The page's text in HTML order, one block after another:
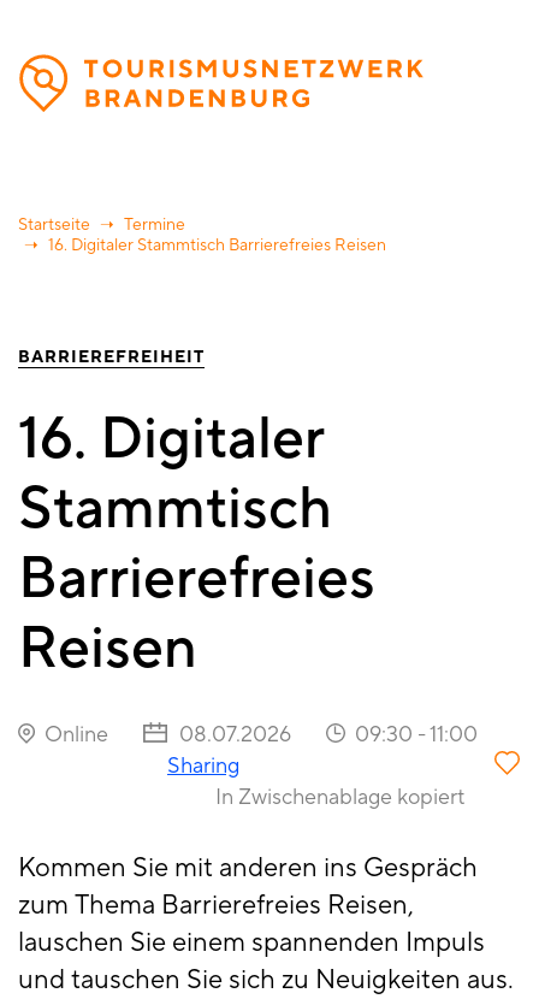
Direkt
zum
Inhalt
Startseite
Termine
16. Digitaler Stammtisch Barrierefreies Reisen
BARRIEREFREIHEIT
16. Digitaler
Stammtisch
Barrierefreies
Reisen
Online 08.07.2026 09:30 -11:00
Sharing
In Zwischenablage kopiert
Kommen Sie mit anderen ins Gespräch
zum Thema Barrierefreies Reisen,
lauschen Sie einem spannenden Impuls
und tauschen Sie sich zu Neuigkeiten aus.